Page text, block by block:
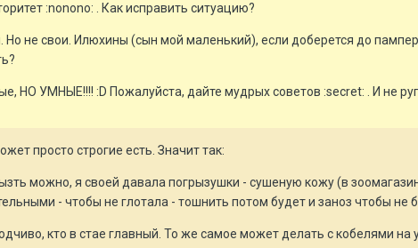
:nonono: . Как исправить ситуацию?
Но не свои. Илюхины (сын мой маленький), если доберется до
НО УМНЫЕ!!!! :D Пожалуйста, дайте мудрых советов :secret: . И не
просто строгие есть. Значит так:
можно, я своей давала погрызушки - сушеную кожу (в
- чтобы не глотала - тошнить потом будет и заноз чтобы не
кто в стае главный. То же самое может делать с кобелями на